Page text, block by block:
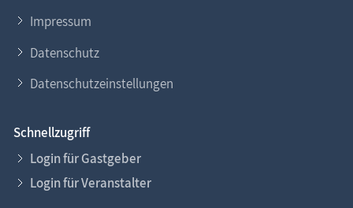
Impressum
Datenschutz
Datenschutzeinstellungen
Schnellzugriff
Login für Gastgeber
Login für Veranstalter